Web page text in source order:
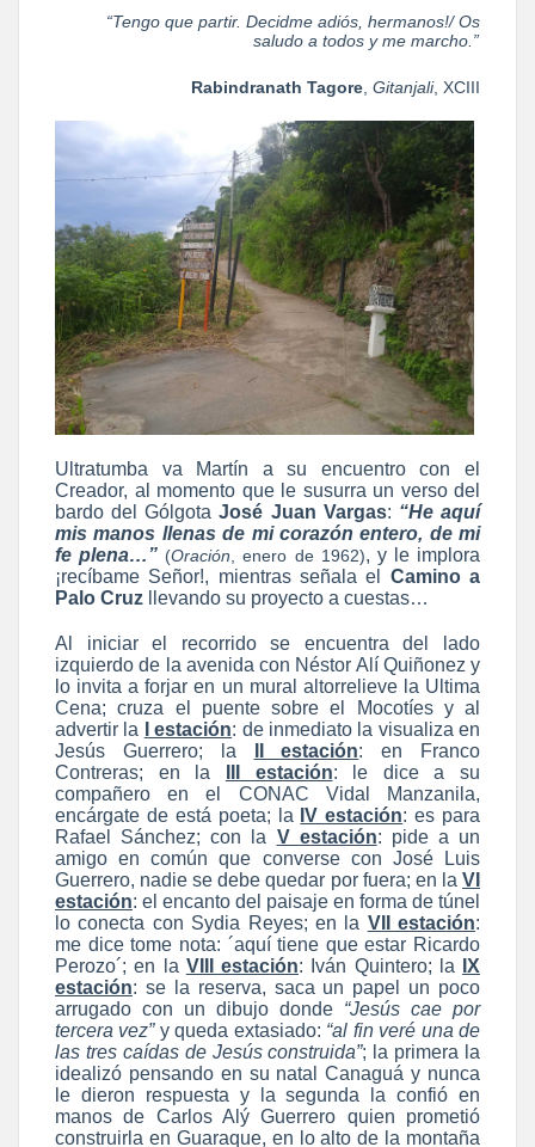
“Tengo que partir. Decidme adiós, hermanos!/ Os
saludo a todos y me marcho.”
Rabindranath Tagore Gitanjali, XCIII
Ultratumba va Martín a su encuentro con el
Creador, al momento que le susurra un verso del
bardo del GólgotaJosé Juan Vargas: “He aquí
mis manos llenas de mi corazón entero, de mi
fe plena…” (Oración , enero de 1962), y le implora
¡recíbame Señor!, mientras señala el Camino a
Palo Cruz llevando su proyecto a cuestas…
Al iniciar el recorrido se encuentra del lado
izquierdo de la avenida con Néstor Alí Quiñonez y
lo invita a forjar en un mural altorrelieve la Ultima
Cena; cruza el puente sobre el Mocotíes y al
advertir la
I estación: de inmediato la visualiza en
Jesús Guerrero; la
II estación: en Franco
Contreras; en la
III estación: le dice a su
compañero en el CONAC Vidal Manzanila,
encárgate de está poeta; la IV estación: es para
Rafael Sánchez; con la V estación: pide a un
amigo en común que converse con José Luis
Guerrero, nadie se debe quedar por fuera; en la VI
estación: el encanto del paisaje en forma de túnel
lo conecta con Sydia Reyes; en la VII estación:
me dice tome nota: ´aquí tiene que estar Ricardo
Perozo´; en la VIII estación: Iván Quintero; la
IX
estación: se la reserva, saca un papel un poco
arrugado con un dibujo donde “Jesús cae por
tercera vez”y queda extasiado: “al fin veré una de
las tres caídas de Jesús construida”; la primera la
idealizó pensando en su natal Canaguá y nunca
le dieron respuesta y la segunda la confió en
manos de Carlos Alý Guerrero quien prometió
construirla en Guaraque, en lo alto de la montaña